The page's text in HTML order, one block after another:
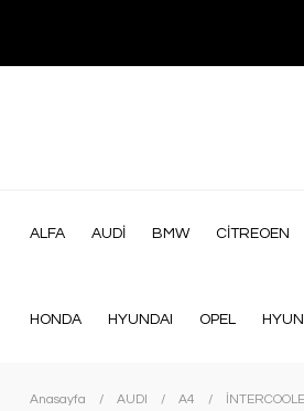
ALFA AUDİ BMW CİTREOEN
HONDA HYUNDAI OPEL
Anasayfa AUDI A4